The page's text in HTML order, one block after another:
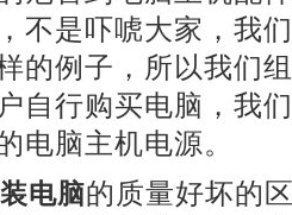
不是吓唬大家，我
的例子，所以我们
自行购买电脑，我
电脑主机电源。
电脑的质量好坏的